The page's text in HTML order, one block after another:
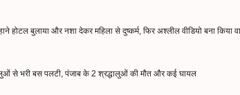
बुलाया और नशा देकर महिला से दुष्कर्म, फिर अश्लील वीडियो बना किया
से भरी बस पलटी, पंजाब के 2 श्रद्धालुओं की मौत और कई घायल